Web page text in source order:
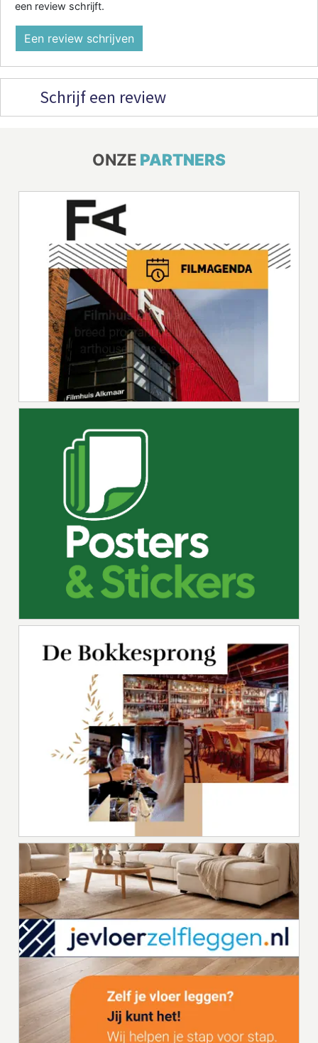
een review schrijft.
Een review schrijven
Schrijf een review
ONZE PARTNERS